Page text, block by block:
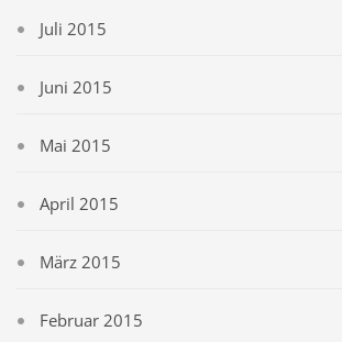
Juli 2015
Juni 2015
Mai 2015
April 2015
März 2015
Februar 2015